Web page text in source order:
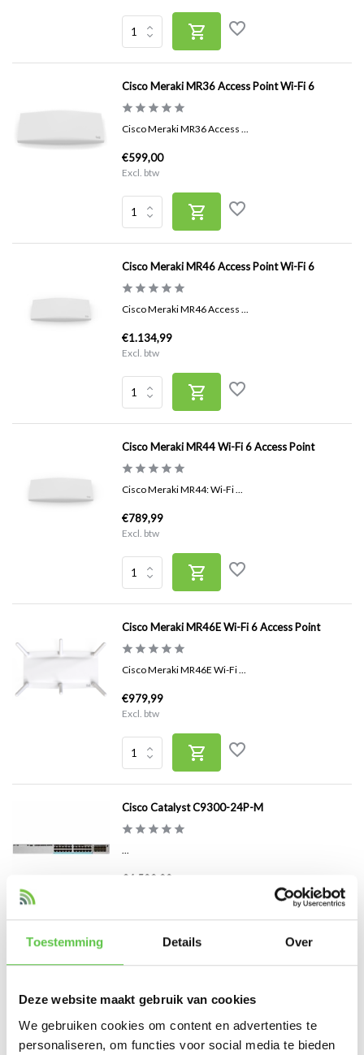
Toestemming Details Over
Deze website maakt gebruik van cookies
We gebruiken cookies om content en advertenties te
personaliseren, om functies voor social media te bieden
Cisco Meraki MR36 Access Point Wi-Fi 6
Cisco Meraki MR36 Access ...
€599,00
Excl. btw
Cisco Meraki MR46 Access Point Wi-Fi 6
Cisco Meraki MR46 Access ...
€1.134,99
Excl. btw
Cisco Meraki MR44 Wi-Fi 6 Access Point
Cisco Meraki MR44: Wi-Fi ...
€789,99
Excl. btw
Cisco Meraki MR46E Wi-Fi 6 Access Point
Cisco Meraki MR46E Wi-Fi ...
€979,99
Excl. btw
Cisco Catalyst C9300-24P-M
...
€4.599,99
Cisco Meraki MS225-48 clo...